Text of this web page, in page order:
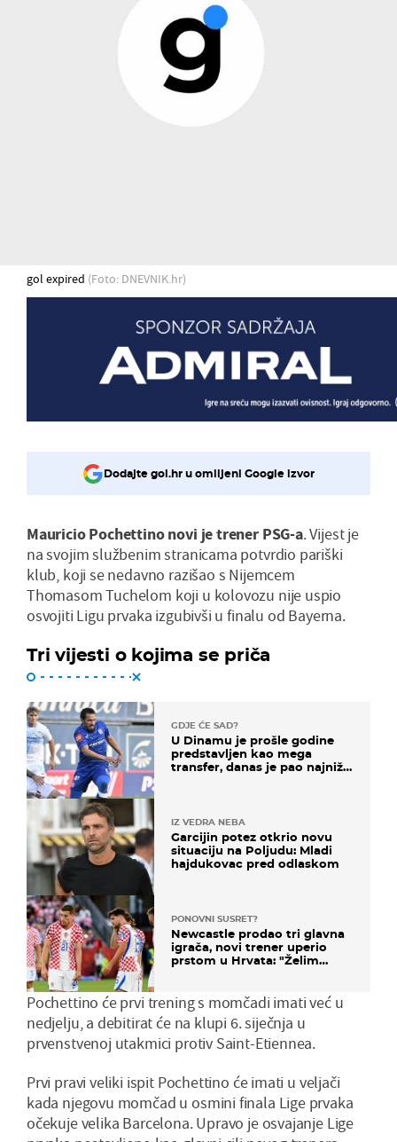
gol expired (Foto: DNEVNIK.hr)
Dodajte gol.hr u omiljeni Google izvor
Mauricio Pochettino novi je trener PSG-a. Vijest je
na svojim službenim stranicama potvrdio pariški
klub, koji se nedavno razišao s Nijemcem
Thomasom Tuchelom koji u kolovozu nije uspio
osvojiti Ligu prvaka izgubivši u finalu od Bayerna.
Tri vijesti o kojima se priča
GDJE ĆE SAD?
U Dinamu je prošle godine
predstavljen kao mega
transfer, danas je pao najniže
IZ VEDRA NEBA
Garcijin potez otkrio novu
situaciju na Poljudu: Mladi
hajdukovac pred odlaskom
PONOVNI SUSRET?
Newcastle prodao tri glavna
igrača, novi trener uperio
prstom u Hrvata: "Želim
Pochettino će prvi trening s momčadi imati već u
nedjelju, a debitirat će na klupi 6. siječnja u
prvenstvenoj utakmici protiv Saint-Etiennea.
Prvi pravi veliki ispit Pochettino će imati u veljači
kada njegovu momčad u osmini finala Lige prvaka
očekuje velika Barcelona. Upravo je osvajanje Lige